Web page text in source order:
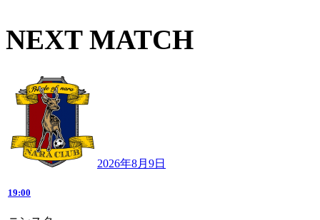
NEXT MATCH
2026年8月9日
19:00